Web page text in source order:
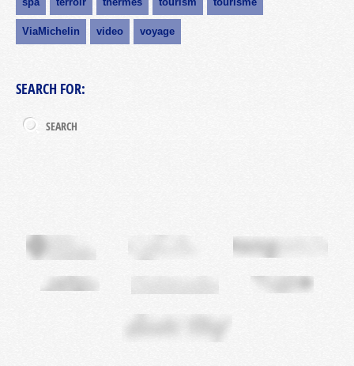
ViaMichelin video voyage
SEARCH FOR: